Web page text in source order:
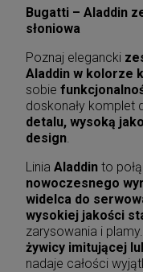
Bugatti – Aladdin
słoniowa
Poznaj elegancki
Aladdin w kolorze
sobie
doskonały komplet
detalu, wysoką
design.
Linia Aladdin to
nowoczesnego
widelca do
wysokiej jakości
zarysowania i
żywicy imitującej
nadaje całości